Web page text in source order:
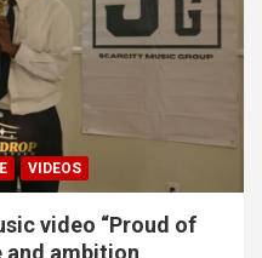
VIDEOS
video “Proud of
and ambition